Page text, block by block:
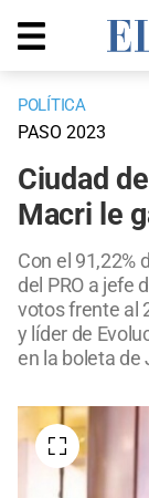
POLÍTICA
PASO 2023
Ciudad
Macri le
Con el 91,22%
del PRO a jefe
votos frente al
y líder de
en la boleta de